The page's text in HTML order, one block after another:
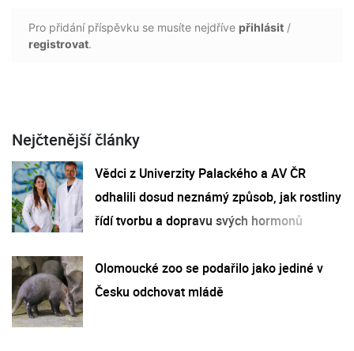
Pro přidání příspěvku se musíte nejdříve přihlásit /
registrovat.
Nejčtenější články
Vědci z Univerzity Palackého a AV ČR
odhalili dosud neznámý způsob, jak rostliny
řídí tvorbu a dopravu svých hormonů
Olomoucké zoo se podařilo jako jediné v
Česku odchovat mládě